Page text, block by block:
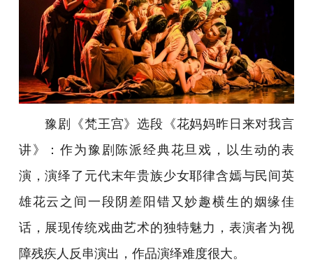
豫剧《梵王宫》选段《花妈妈昨日来对我言
讲》：作为豫剧陈派经典花旦戏，以生动的表
演，演绎了元代末年贵族少女耶律含嫣与民间英
雄花云之间一段阴差阳错又妙趣横生的姻缘佳
话，展现传统戏曲艺术的独特魅力，表演者为视
障残疾人反串演出，作品演绎难度很大。